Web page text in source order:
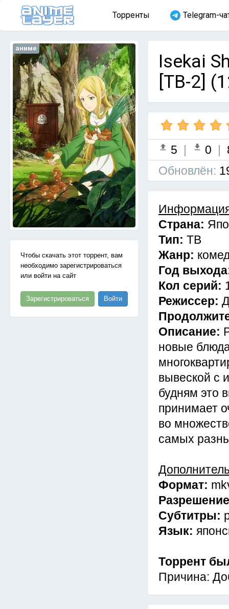
Торренты Telegram-
аниме
Чтобы скачать этот торрент, вам
необходимо зарегистрироваться
или войти на сайт
Зарегистрироваться Войти
Isekai
[ТВ-2]
5 | 0 |
Обновлён:
Страна:
Тип: ТВ
Жанр:
Год
Кол серий:
Режиссер:
Описание:
новые
вывеской с
будням это
принимает
во
самых
Формат:
Субтитры:
Язык:
Торрент
Причина: